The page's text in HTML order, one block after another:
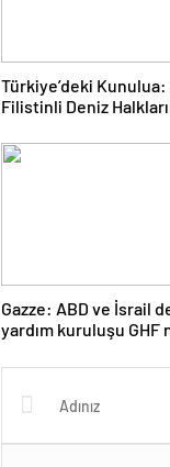
Türkiye’deki
Filistinli Deniz
Gazze: ABD ve İsrail
yardım kuruluşu GHF